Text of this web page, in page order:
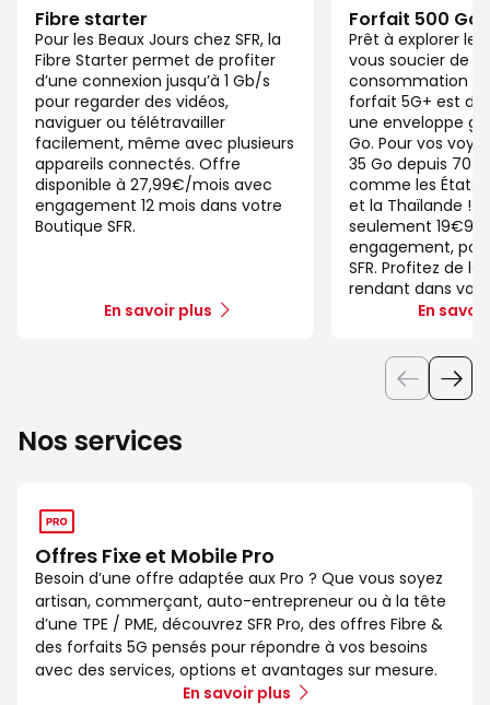
Fibre starter
Pour les Beaux Jours chez SFR, la
Fibre Starter permet de profiter
d’une connexion jusqu’à 1 Gb/s
pour regarder des vidéos,
naviguer ou télétravailler
facilement, même avec plusieurs
appareils connectés. Offre
disponible à 27,99€/mois avec
engagement 12 mois dans votre
Boutique SFR.
En savoir plus
Forfait 500 Go
Prêt à explorer le
vous soucier de
consommation
forfait 5G+ est
une enveloppe
Go. Pour vos
35 Go depuis 70
comme les États-
et la Thaïlande !
seulement
engagement,
SFR. Profitez de
rendant dans
En
Nos services
Offres Fixe et Mobile Pro
Besoin d’une offre adaptée aux Pro ? Que vous soyez
artisan, commerçant, auto-entrepreneur ou à la tête
d’une TPE / PME, découvrez SFR Pro, des offres Fibre &
des forfaits 5G pensés pour répondre à vos besoins
avec des services, options et avantages sur mesure.
En savoir plus